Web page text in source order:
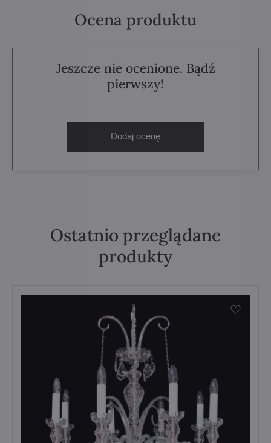
Ocena produktu
Jeszcze nie ocenione. Bądź
pierwszy!
Dodaj ocenę
Ostatnio przeglądane
produkty